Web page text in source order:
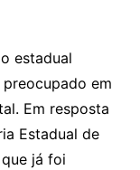
estadual
preocupado em
Em resposta
Estadual de
já foi